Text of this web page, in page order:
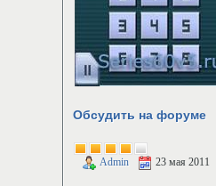
Обсудить на форуме
Admin 23 мая 2011